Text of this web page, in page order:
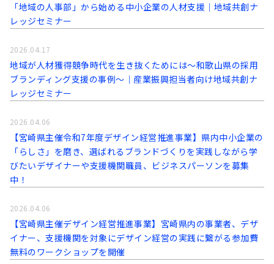
「地域の人事部」から始める中小企業の人材支援｜地域共創ナ
レッジセミナー
地域が人材獲得競争時代を生き抜くためには～和歌山県の採用
ブランディング支援の事例～｜産業振興担当者向け地域共創ナ
レッジセミナー
2026.04.17
【宮崎県主催令和7年度デザイン経営推進事業】県内中小企業の
「らしさ」を磨き、選ばれるブランドづくりを実践しながら学
びたいデザイナーや支援機関職員、ビジネスパーソンを募集
中！
2026.04.06
【宮崎県主催デザイン経営推進事業】宮崎県内の事業者、デザ
イナー、支援機関を対象にデザイン経営の実践に繋がる参加費
無料のワークショップを開催
2026.04.06